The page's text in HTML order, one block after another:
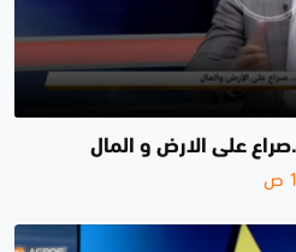
على الارض و المال